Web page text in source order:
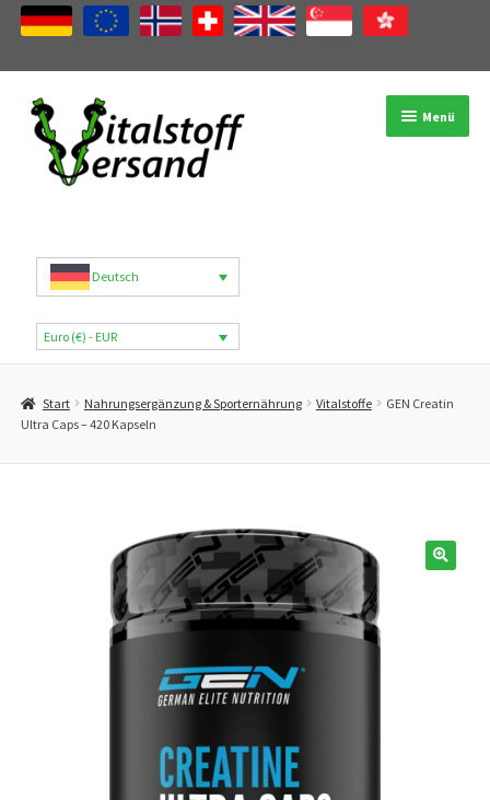
Zur
Navigation
springen
Zum
Inhalt
springen
Menü
Produktkategorien
Marken
B2B
Deutsch
Euro (€) - EUR
Start Nahrungsergänzung & Sporternährung Vitalstoffe
GEN Creatin
Ultra Caps – 420 Kapseln